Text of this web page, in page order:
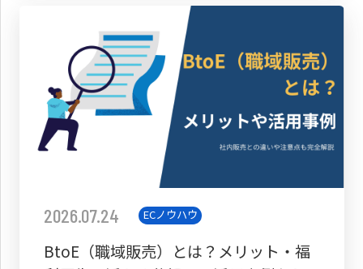
2026.07.24 ECノウハウ
BtoE（職域販売）とは？メリット・福